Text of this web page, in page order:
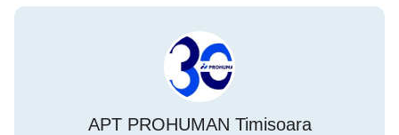
APT PROHUMAN Timisoara